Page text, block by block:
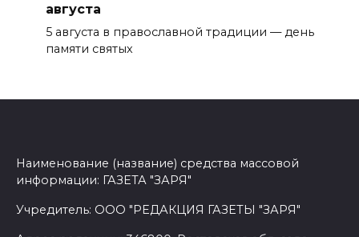
августа
5 августа в православной традиции — день
памяти святых
Наименование (название) средства массовой
информации: ГАЗЕТА "ЗАРЯ"
Учредитель: ООО "РЕДАКЦИЯ ГАЗЕТЫ "ЗАРЯ"